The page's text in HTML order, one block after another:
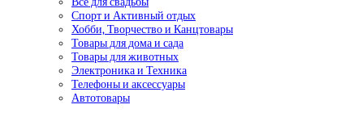
Спорт и Активный отдых
Хобби, Творчество и Канцтовары
Товары для дома и сада
Товары для животных
Электроника и Техника
Телефоны и аксессуары
Автотовары